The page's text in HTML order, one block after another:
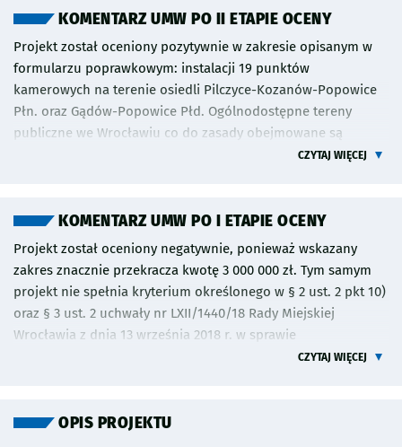
KOMENTARZ UMW PO II ETAPIE OCENY
Projekt został oceniony pozytywnie w zakresie opisanym w
formularzu poprawkowym: instalacji 19 punktów
kamerowych na terenie osiedli Pilczyce-Kozanów-Popowice
Płn. oraz Gądów-Popowice Płd. Ogólnodostępne tereny
publiczne we Wrocławiu co do zasady obejmowane są
monitoringiem wizyjnym funkcjonującym w ramach
obrazu w przestrzeni publicznej w świetle obowiązujących
przepisów. W ramach prac przygotowawczych będzie
konieczna konsultacja z Policją i Strażą Miejską w zakresie
wskazanych miejsc pod kątem statystyki interwencji i
ewentualnej korekty rozmieszczenia kamer w miejsca
newralgiczne. Szacunkowy koszt realizacji inwestycji wynosi 3
Liderem na etapie sporządzania dokumentacji projektowej
Rekomendujemy Liderom dokonanie przeglądu zgłoszonych
projektów w celu sprawdzenia czy nie zgłoszono innych
CZYTAJ WIĘCEJ
KOMENTARZ UMW PO I ETAPIE OCENY
Projekt został oceniony negatywnie, ponieważ wskazany
zakres znacznie przekracza kwotę 3 000 000 zł. Tym samym
projekt nie spełnia kryterium określonego w § 2 ust. 2 pkt 10)
oraz § 3 ust. 2 uchwały nr LXII/1440/18 Rady Miejskiej
Wrocławia z dnia 13 września 2018 r. w sprawie
Wrocławskiego Budżetu Obywatelskiego. Rekomendujemy
podobnym zakresie.
CZYTAJ WIĘCEJ
OPIS PROJEKTU